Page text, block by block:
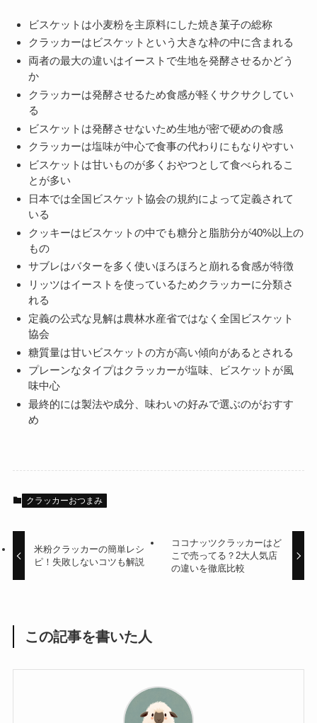
ビスケットは小麦粉を主原料にした焼き菓子の総称
クラッカーはビスケットという大きな枠の中に含まれる
両者の最大の違いはイーストで生地を発酵させるかどう
か
クラッカーは発酵させるため食感が軽くサクサクしてい
る
ビスケットは発酵させないため生地が密で硬めの食感
クラッカーは塩味が中心で食事の代わりにもなりやすい
ビスケットは甘いものが多くおやつとして食べられるこ
とが多い
日本では全国ビスケット協会の規約によって定義されて
いる
クッキーはビスケットの中でも糖分と脂肪分が40%以上の
もの
サブレはバターを多く使いほろほろと崩れる食感が特徴
リッツはイーストを使っているためクラッカーに分類さ
れる
定義の公式な見解は農林水産省ではなく全国ビスケット
協会
糖質量は甘いビスケットの方が高い傾向があるとされる
プレーンなタイプはクラッカーが塩味、ビスケットが風
味中心
最終的には製法や成分、味わいの好みで選ぶのがおすす
め
クラッカーおつまみ
米粉クラッカーの簡単レシ
ピ！失敗しないコツも解説
ココナッツクラッカーはど
こで売ってる？2大人気店
の違いを徹底比較
この記事を書いた人